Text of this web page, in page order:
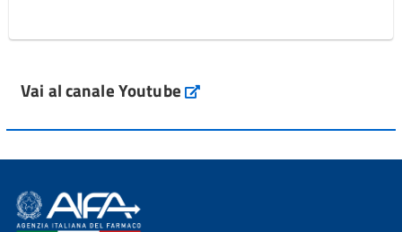
Vai al canale Youtube